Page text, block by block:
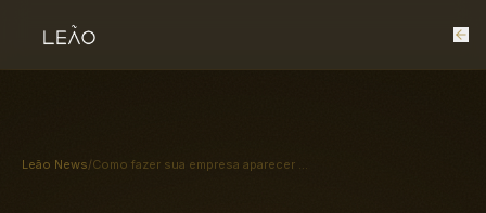
Leão News/ Como fazer sua empresa aparecer no ChatGPT, Perplexity e Gemini (e por que isso já importa pro B2B)